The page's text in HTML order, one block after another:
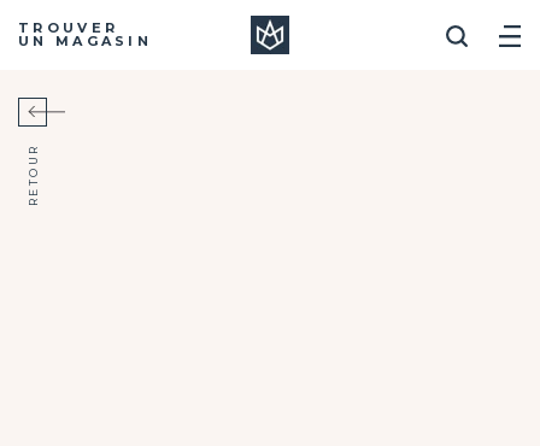
TROUVER
UN MAGASIN
RETOUR